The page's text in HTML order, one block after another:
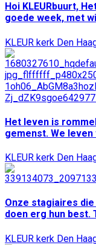
Hoi KLEURbuurt,
goede week, met
KLEUR kerk Den
Het leven is
gemenst. We leven
KLEUR kerk Den
Onze stagiaires
doen erg hun best.
KLEUR kerk Den